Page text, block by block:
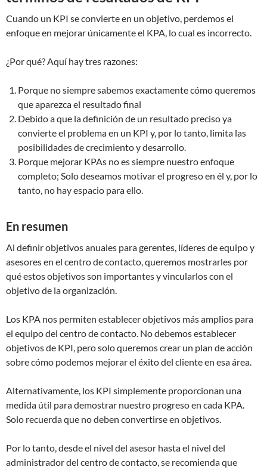
Cuando un KPI se convierte en un objetivo, perdemos el
enfoque en mejorar únicamente el KPA, lo cual es incorrecto.
¿Por qué? Aquí hay tres razones:
Porque no siempre sabemos exactamente cómo queremos
que aparezca el resultado final
Debido a que la definición de un resultado preciso ya
convierte el problema en un KPI y, por lo tanto, limita las
posibilidades de crecimiento y desarrollo.
Porque mejorar KPAs no es siempre nuestro enfoque
completo; Solo deseamos motivar el progreso en él y, por lo
tanto, no hay espacio para ello.
En resumen
Al definir objetivos anuales para gerentes, líderes de equipo y
asesores en el centro de contacto, queremos mostrarles por
qué estos objetivos son importantes y vincularlos con el
objetivo de la organización.
Los KPA nos permiten establecer objetivos más amplios para
el equipo del centro de contacto. No debemos establecer
objetivos de KPI, pero solo queremos crear un plan de acción
sobre cómo podemos mejorar el éxito del cliente en esa área.
Alternativamente, los KPI simplemente proporcionan una
medida útil para demostrar nuestro progreso en cada KPA.
Solo recuerda que no deben convertirse en objetivos.
Por lo tanto, desde el nivel del asesor hasta el nivel del
administrador del centro de contacto, se recomienda que